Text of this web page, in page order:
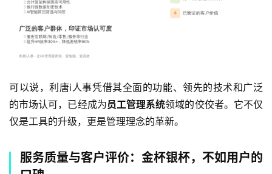
可以说，利唐i人事凭借其全面的功能、领先的技术和广泛
的市场认可，已经成为员工管理系统领域的佼佼者。它不仅
仅是工具的升级，更是管理理念的革新。
服务质量与客户评价：金杯银杯，不如用户的